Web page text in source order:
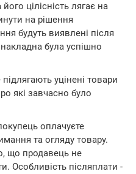
цілісність лягає на
на рішення
будуть виявлені після
була успішно
уцінені товари
які завчасно було
оплачуєте
та огляду товару.
що продавець не
Особливість післяплати -